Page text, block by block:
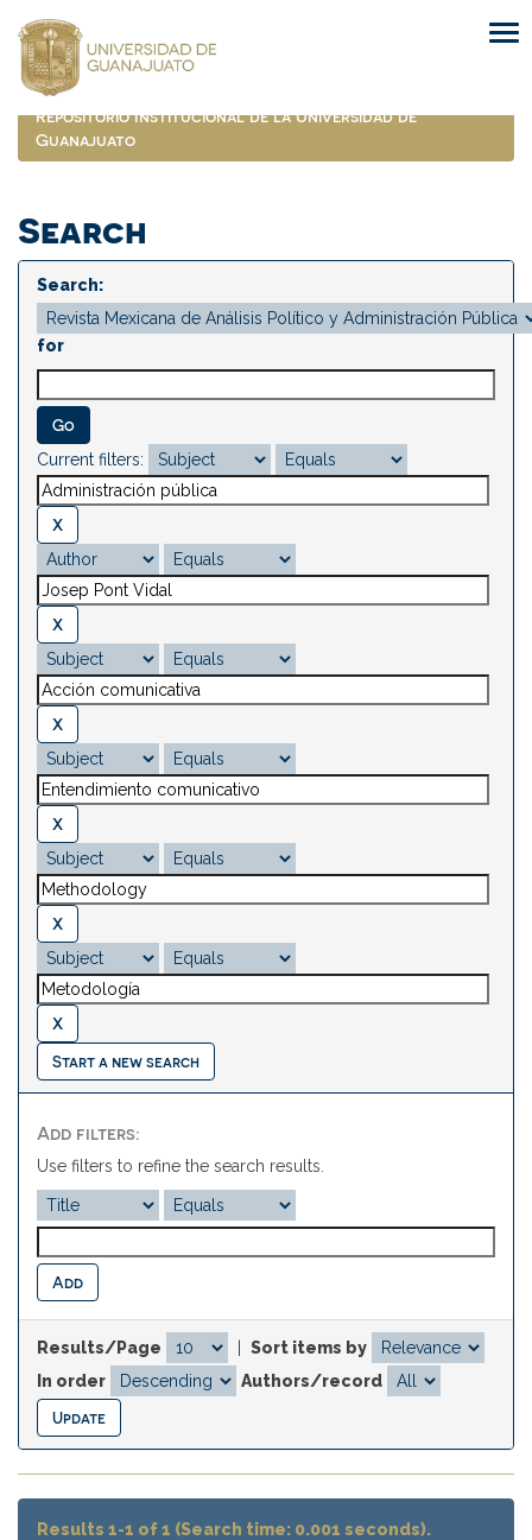
navigation
Repositorio Institucional de la Universidad de
Guanajuato
Search
Search:
for
Current filters:
Start a new search
Add filters:
Use filters to refine the search results.
Results/Page
Sort items by
In order
Authors/record
Results 1-1 of 1 (Search time: 0.001 seconds).